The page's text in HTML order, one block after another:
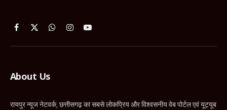
Facebook
X
WhatsApp
InstagramYouTube
About Us
रायपुर न्यूज नेटवर्क, छत्तीसगढ़ का सबसे लोकप्रिय और विश्वसनीय वेब पोर्टल एवं यूट्यूब